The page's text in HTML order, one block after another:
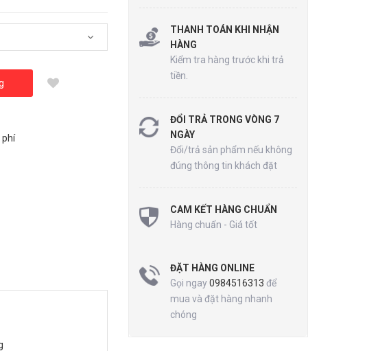
THANH TOÁN KHI NHẬN
HÀNG
Kiểm tra hàng trước khi trả
tiền.
ĐỔI TRẢ TRONG VÒNG 7
NGÀY
Đổi/trả sản phẩm nếu không
đúng thông tin khách đặt
CAM KẾT HÀNG CHUẨN
Hàng chuẩn - Giá tốt
ĐẶT HÀNG ONLINE
Gọi ngay0984516313 để
mua và đặt hàng nhanh
chóng